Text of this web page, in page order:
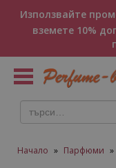
Използвайте
вземете 10%
Toggle
navigation
Начало » Парфюми »